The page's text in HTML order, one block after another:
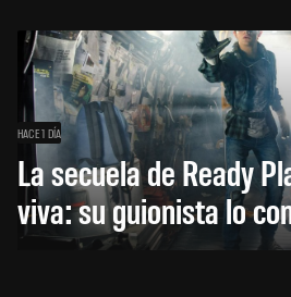
HACE 1 DÍA
La secuela de Ready
viva: su guionista lo